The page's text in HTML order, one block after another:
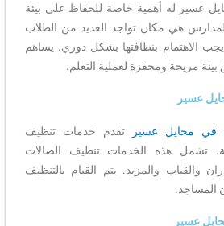
عسير له أهمية خاصة للحفاظ على بيئة
هي مكان تواجد العديد من الطلاب
يجب الاهتمام بنظافتها بشكل دوري. يساهم
مريحة ومحفزة لعملية التعلم.
عسير
في محايل عسير
تقدم خدمات تنظيف
تشمل هذه الخدمات تنظيف الصالات
والقباب والمزيد. يتم القيام بالتنظيف
المساجد.
عسير